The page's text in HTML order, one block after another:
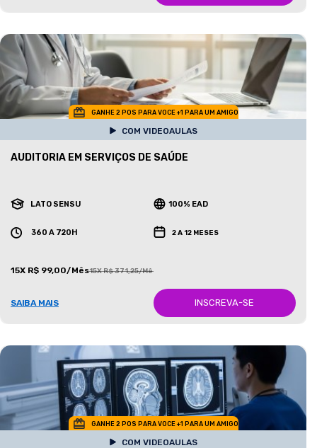
GANHE 2 POS PARA VOCE +1 PARA UM AMIGO
COM VIDEOAULAS
AUDITORIA EM SERVIÇOS DE SAÚDE
LATO SENSU 100% EAD
360 A 720H 2 A 12 MESES
15X R$ 99,00/Mês15X R$ 371,25/Mês
SAIBA MAIS INSCREVA-SE
GANHE 2 POS PARA VOCE +1 PARA UM AMIGO
COM VIDEOAULAS